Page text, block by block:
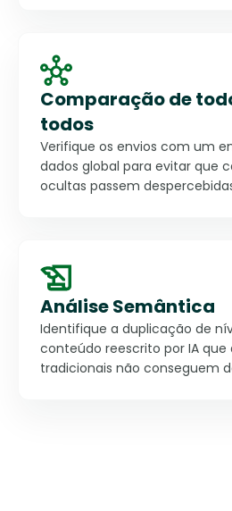
Comparação de
todos
Verifique os envios com um
dados global para evitar que
ocultas passem
Análise Semântica
Identifique a duplicação de
conteúdo reescrito por IA
tradicionais não conseguem